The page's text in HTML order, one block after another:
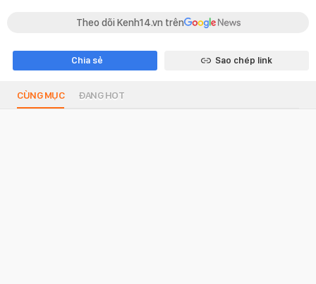
Theo dõi Kenh14.vn trên
Chia sẻ Sao chép link
CÙNG MỤC ĐANG HOT